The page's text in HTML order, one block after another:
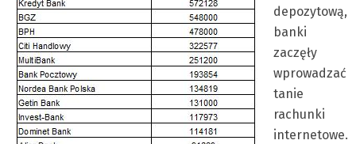
depozytową,
banki
zaczęły
wprowadzać
tanie
rachunki
internetowe.